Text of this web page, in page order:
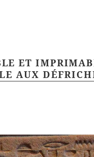
ET
AUX